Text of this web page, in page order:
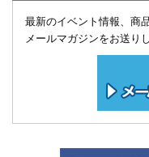
最新のイベント情報、商
メールマガジンをお送り